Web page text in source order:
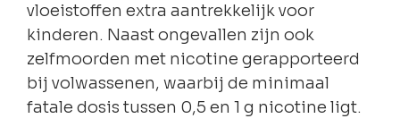
vloeistoffen extra aantrekkelijk voor
kinderen. Naast ongevallen zijn ook
zelfmoorden met nicotine gerapporteerd
bij volwassenen, waarbij de minimaal
fatale dosis tussen 0,5 en 1 g nicotine ligt.